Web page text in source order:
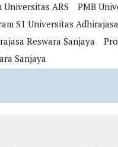
ARS
PMB
S1 Universitas
Reswara Sanjaya
Sanjaya